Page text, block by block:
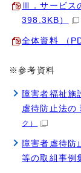
Ⅲ．サービス
398.3KB）
全体資料 （
※参考資料
障害者福祉施
虐待防止法の
ク）
障害者虐待防
等の取組事例